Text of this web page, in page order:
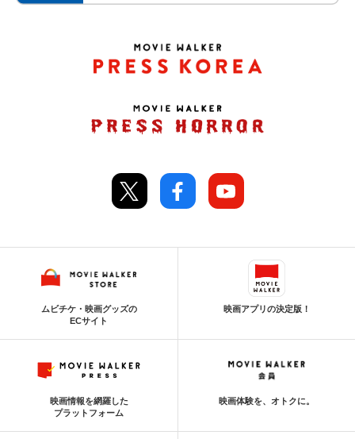
ムビチケ・映画グッズの
ECサイト
映画アプリの決定版！
映画情報を網羅した
プラットフォーム
映画体験を、オトクに。